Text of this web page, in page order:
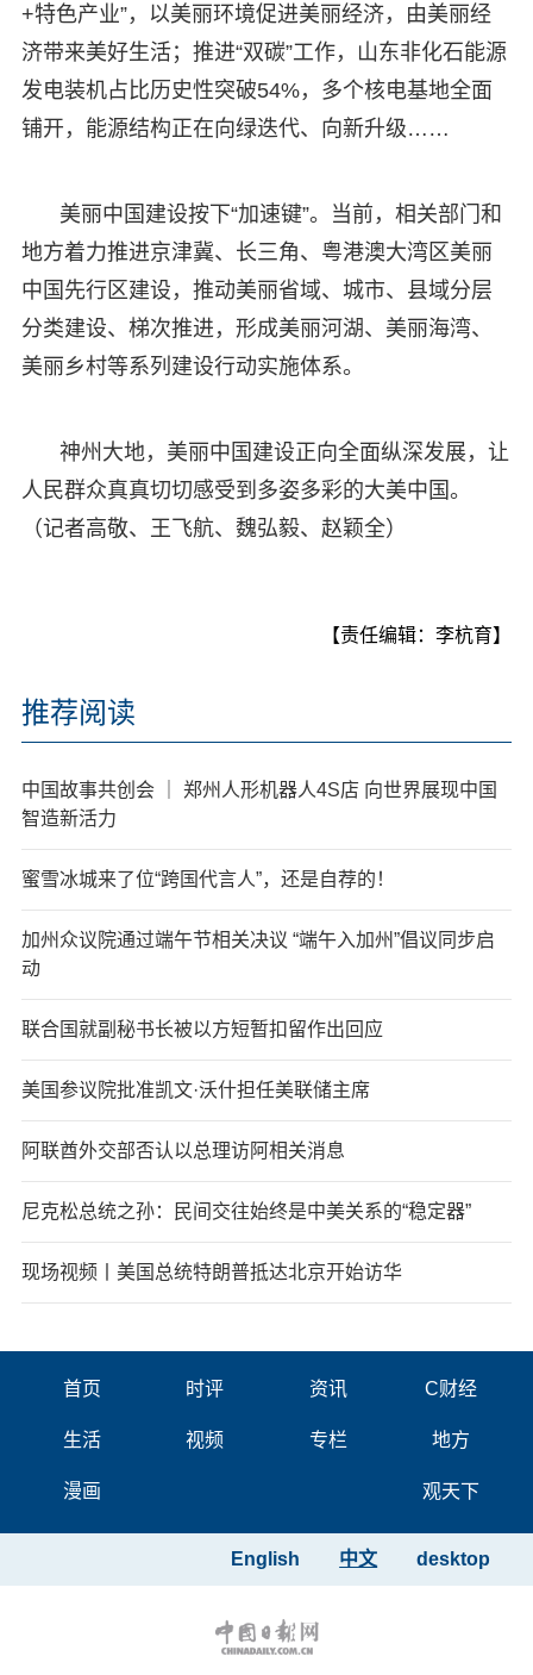
+特色产业”，以美丽环境促进美丽经济，由美丽经
济带来美好生活；推进“双碳”工作，山东非化石能源
发电装机占比历史性突破54%，多个核电基地全面
铺开，能源结构正在向绿迭代、向新升级……
美丽中国建设按下“加速键”。当前，相关部门和
地方着力推进京津冀、长三角、粤港澳大湾区美丽
中国先行区建设，推动美丽省域、城市、县域分层
分类建设、梯次推进，形成美丽河湖、美丽海湾、
美丽乡村等系列建设行动实施体系。
神州大地，美丽中国建设正向全面纵深发展，让
人民群众真真切切感受到多姿多彩的大美中国。
（记者高敬、王飞航、魏弘毅、赵颖全）
【责任编辑：李杭育】
推荐阅读
中国故事共创会 ｜ 郑州人形机器人4S店 向世界展现中国
智造新活力
蜜雪冰城来了位“跨国代言人”，还是自荐的！
加州众议院通过端午节相关决议 “端午入加州”倡议同步启
动
联合国就副秘书长被以方短暂扣留作出回应
美国参议院批准凯文·沃什担任美联储主席
阿联酋外交部否认以总理访阿相关消息
尼克松总统之孙：民间交往始终是中美关系的“稳定器”
现场视频丨美国总统特朗普抵达北京开始访华
首页 时评 资讯 C财经
生活 视频 专栏 地方
漫画 观天下
desktop
中文
English